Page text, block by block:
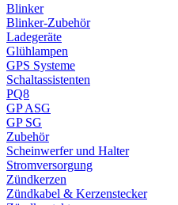
Blinker
Blinker-Zubehör
Ladegeräte
Glühlampen
GPS Systeme
Schaltassistenten
PQ8
GP ASG
GP SG
Zubehör
Scheinwerfer und Halter
Stromversorgung
Zündkerzen
Zündkabel & Kerzenstecker